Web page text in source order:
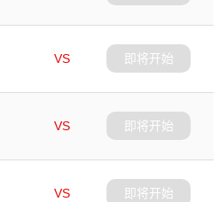
VS
即将开始
VS
即将开始
VS
即将开始